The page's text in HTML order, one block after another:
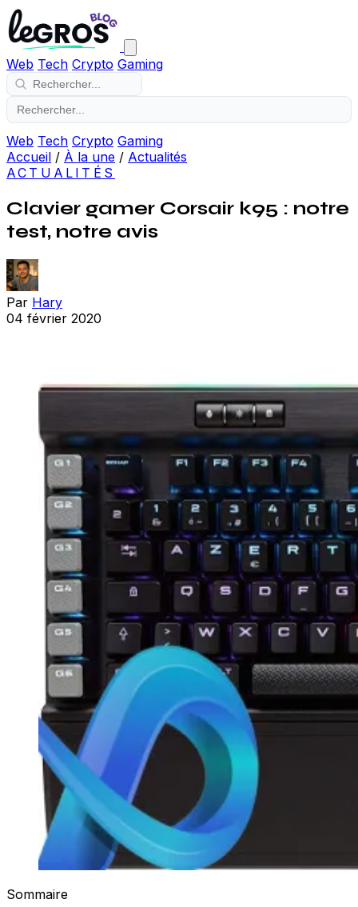
Web Tech Crypto Gaming
Web Tech Crypto Gaming
Accueil / À la une / Actualités
ACTUALITÉS
Clavier gamer Corsair k95 : notre
test, notre avis
Par Hary
04 février 2020
Sommaire